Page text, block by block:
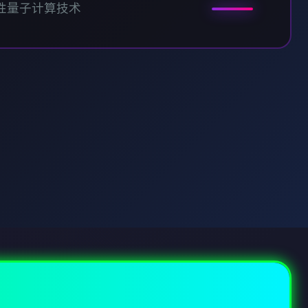
量子计算技术